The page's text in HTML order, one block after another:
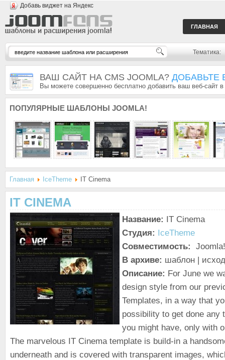
Добавь виджет на Яндекс
ГЛАВНАЯ
Тематика:
ВАШ САЙТ НА CMS JOOMLA? ДОБАВЬТЕ
Вы можете совершенно бесплатно добавить ваш веб-сайт
ПОПУЛЯРНЫЕ ШАБЛОНЫ JOOMLA!
Главная IceTheme IT Cinema
IT CINEMA
Название: IT Cinema
Студия: IceTheme
Совместимость:
В архиве: шаблон |
Описание: For June we
design style from our
Templates, in a way that
possibility to get done any
you might have, only with
The marvelous IT Cinema template is build-in a
underneath and is covered with transparent images,